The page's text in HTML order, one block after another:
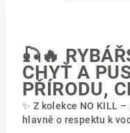
🎣🔥
CHYŤ A
PŘÍRODU,
✨ Z kolekce NO KILL
hlavně o respektu k